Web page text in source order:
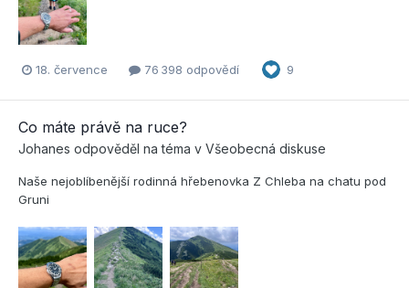
18. července 76 398 odpovědí 9
Co máte právě na ruce?
Johanes odpověděl na téma v Všeobecná diskuse
Naše nejoblíbenější rodinná hřebenovka Z Chleba na chatu pod
Gruni